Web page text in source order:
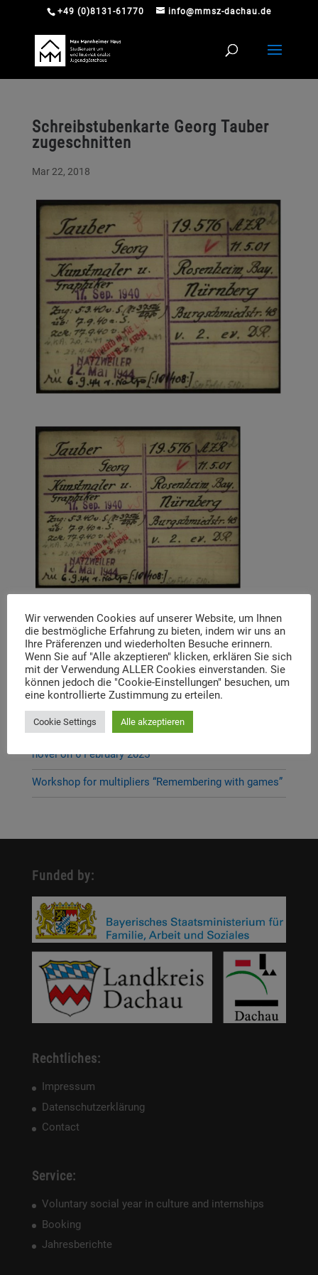
+49 (0)8131-61770 info@mmsz-dachau.de
Schreibstubenkarte Georg Tauber
zugeschnitten
Mar 22, 2018
Recent Posts
The German-Czech Youth Meeting 18 – 23 June
POV Dachau – Short videos, lasting memories
Job advertisements
novel on 6 February 2025
Workshop for multipliers “Remembering with games”
Funded by:
Rechtliches:
Impressum
Datenschutzerklärung
Contact
Service:
Voluntary social year in culture and internships
Booking
Jahresberichte
Wir verwenden Cookies auf unserer Website, um Ihnen
die bestmögliche Erfahrung zu bieten, indem wir uns an
Ihre Präferenzen und wiederholten Besuche erinnern.
Wenn Sie auf "Alle akzeptieren" klicken, erklären Sie sich
mit der Verwendung ALLER Cookies einverstanden. Sie
können jedoch die "Cookie-Einstellungen" besuchen, um
eine kontrollierte Zustimmung zu erteilen.
Cookie Settings Alle akzeptieren